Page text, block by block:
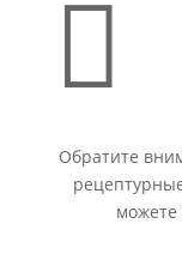

Обратите
можете